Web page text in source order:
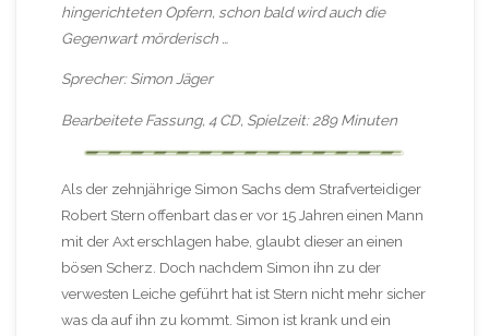
hingerichteten Opfern, schon bald wird auch die
Gegenwart mörderisch …
Sprecher: Simon Jäger
Bearbeitete Fassung, 4 CD, Spielzeit: 289 Minuten
Als der zehnjährige Simon Sachs dem Strafverteidiger
Robert Stern offenbart das er vor 15 Jahren einen Mann
mit der Axt erschlagen habe, glaubt dieser an einen
bösen Scherz. Doch nachdem Simon ihn zu der
verwesten Leiche geführt hat ist Stern nicht mehr sicher
was da auf ihn zu kommt. Simon ist krank und ein